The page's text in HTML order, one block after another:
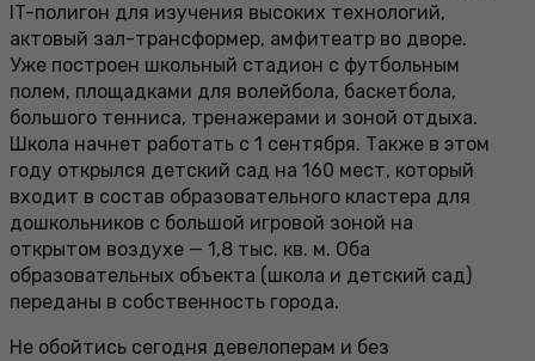
IT-полигон для изучения высоких технологий,
актовый зал-трансформер, амфитеатр во дворе.
Уже построен школьный стадион с футбольным
полем, площадками для волейбола, баскетбола,
большого тенниса, тренажерами и зоной отдыха.
Школа начнет работать с 1 сентября. Также в этом
году открылся детский сад на 160 мест, который
входит в состав образовательного кластера для
дошкольников с большой игровой зоной на
открытом воздухе — 1,8 тыс. кв. м. Оба
образовательных объекта (школа и детский сад)
переданы в собственность города.
Не обойтись сегодня девелоперам и без